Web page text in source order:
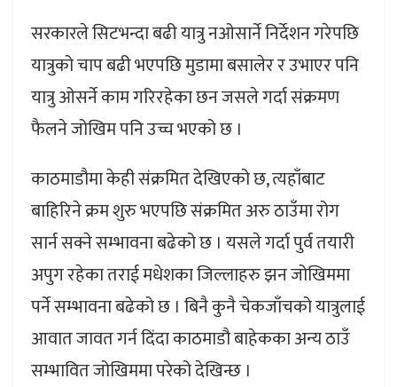
सरकारले सिटभन्दा बढी यात्रु नओसार्ने निर्देशन गरेपछि
यात्रुको चाप बढी भएपछि मुडामा बसालेर र उभाएर पनि
यात्रु ओसर्ने काम गरिरहेका छन जसले गर्दा संक्रमण
फैलने जोखिम पनि उच्च भएको छ ।
काठमाडौमा केही संक्रमित देखिएको छ, त्यहाँबाट
बाहिरिने क्रम शुरु भएपछि संक्रमित अरु ठाउँमा रोग
सार्न सक्ने सम्भावना बढेको छ । यसले गर्दा पुर्व तयारी
अपुग रहेका तराई मधेशका जिल्लाहरु झन जोखिममा
पर्ने सम्भावना बढेको छ । बिनै कुनै चेकजाँचको यात्रुलाई
आवात जावत गर्न दिंदा काठमाडौ बाहेकका अन्य ठाउँ
सम्भावित जोखिममा परेको देखिन्छ ।